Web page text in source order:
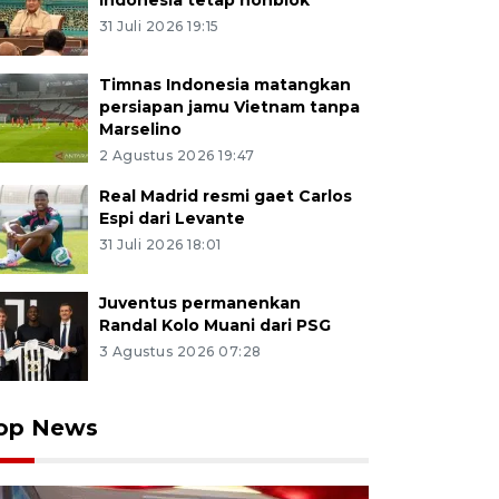
31 Juli 2026 19:15
Timnas Indonesia matangkan
persiapan jamu Vietnam tanpa
Marselino
2 Agustus 2026 19:47
Real Madrid resmi gaet Carlos
Espi dari Levante
31 Juli 2026 18:01
Juventus permanenkan
Randal Kolo Muani dari PSG
3 Agustus 2026 07:28
News